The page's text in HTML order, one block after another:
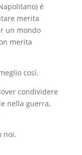
è
merita
un mondo
merita
così.
condividere
nella guerra,
noi.